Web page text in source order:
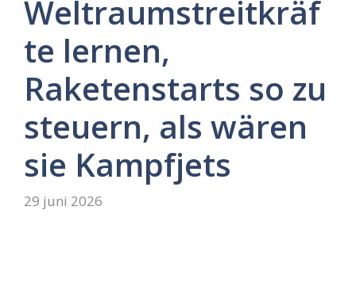
Weltraumstreitkräf
te lernen,
Raketenstarts so zu
steuern, als wären
sie Kampfjets
29 juni 2026